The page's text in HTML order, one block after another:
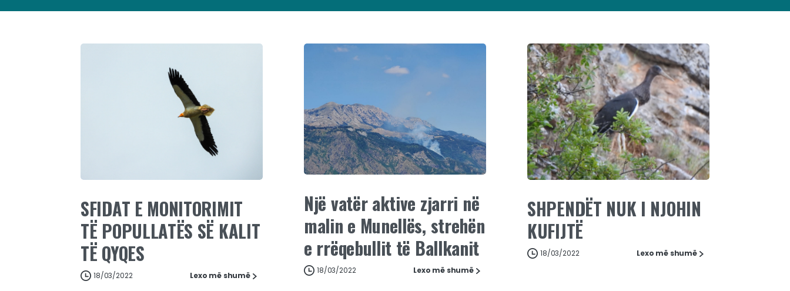
SFIDAT E MONITORIMIT
TË POPULLATËS SË KALIT
TË QYQES
18/03/2022 Lexo më shumë
Një vatër aktive zjarri në
malin e Munellës, strehën
e rrëqebullit të Ballkanit
18/03/2022 Lexo më shumë
SHPENDËT NUK I NJOHIN
KUFIJTË
18/03/2022 Lexo më shumë